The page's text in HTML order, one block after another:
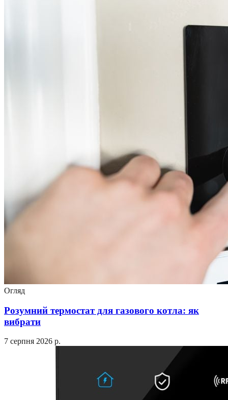
Огляд
Розумний термостат для газового котла: як
вибрати
7 серпня 2026 р.